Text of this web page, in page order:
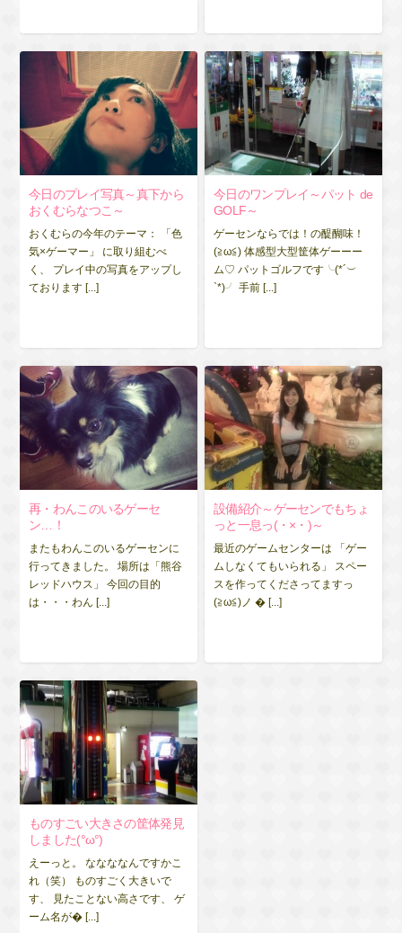
今日のプレイ写真～真下から
おくむらなつこ～
おくむらの今年のテーマ： 「色
気×ゲーマー」 に取り組むべ
く、 プレイ中の写真をアップし
ております [...]
今日のワンプレイ～パット de
GOLF～
ゲーセンならでは！の醍醐味！
(≧ω≦) 体感型大型筐体ゲーーー
ム♡ パットゴルフです╰(*´︶
`*)╯ 手前 [...]
再・わんこのいるゲーセ
ン…！
またもわんこのいるゲーセンに
行ってきました。 場所は「熊谷
レッドハウス」 今回の目的
は・・・わん [...]
設備紹介～ゲーセンでもちょ
っと一息っ(・×・)～
最近のゲームセンターは 「ゲー
ムしなくてもいられる」 スペー
スを作ってくださってますっ
(≧ω≦)ノ � [...]
ものすごい大きさの筐体発見
しました(°ω°)
えーっと。 ななななんですかこ
れ（笑） ものすごく大きいで
す、 見たことない高さです、 ゲ
ーム名が� [...]